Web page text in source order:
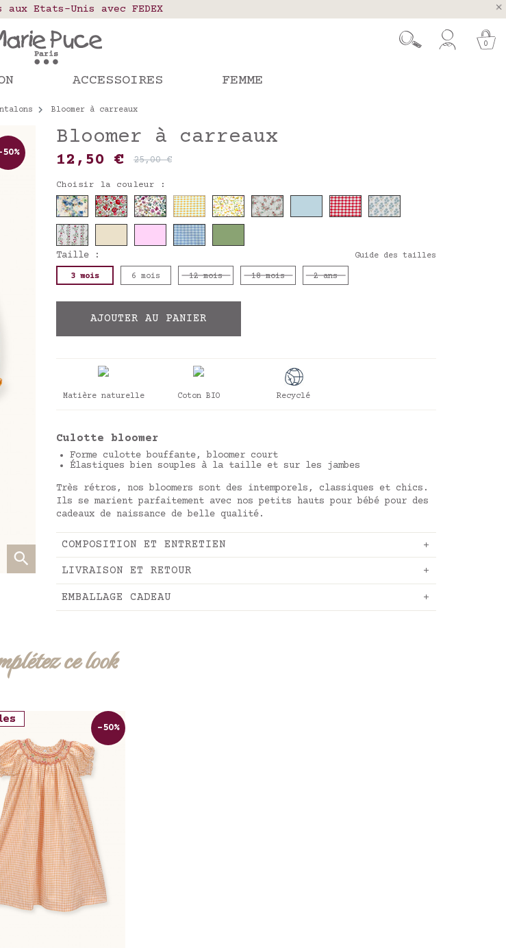
part en vacances !
le 4 août seront expédiées le 26 août
Etats-Unis avec FEDEX
Belgique, Luxembourg, Portugal et Espagne
0
ACCESSOIRES FEMME
Bloomer à carreaux
Bloomer à carreaux
12,50 € 25,00 €
Choisir la couleur :
Taille : Guide des tailles
3 mois 6 mois 12 mois 18 mois 2 ans
AJOUTER AU PANIER
Matière naturelle Coton BIO Recyclé
Culotte bloomer
Forme culotte bouffante, bloomer court
Élastiques bien souples à la taille et sur les jambes
Très rétros, nos bloomers sont des intemporels, classiques et chics.
Ils se marient parfaitement avec nos petits hauts pour bébé pour des
cadeaux de naissance de belle qualité.
COMPOSITION ET ENTRETIEN
LIVRAISON ET RETOUR
EMBALLAGE CADEAU
ce look
-50%